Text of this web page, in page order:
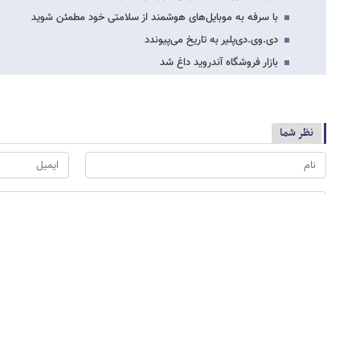
با سرفه به موبایل‌های هوشمند از سلامتی خود مطمئن شوید
دی.وی.دی‌پلیر به تاریخ می‌پیوندد
بازار فروشگاه آندروید داغ شد
نظر شما